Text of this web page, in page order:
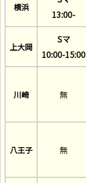
横浜
13:00-
上大岡
Sマ
10:00-15:00
川崎 無
八王子 無